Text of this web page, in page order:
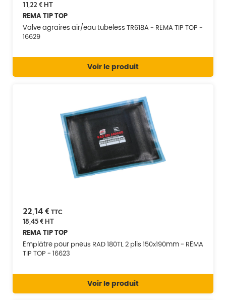
11,22 €HT
REMA TIP TOP
Valve agraires air/eau tubeless TR618A - REMA TIP TOP -
16629
Voir le produit
22,14 € TTC
18,45 €HT
REMA TIP TOP
Emplâtre pour pneus RAD 180TL 2 plis 150x190mm - REMA
TIP TOP - 16623
Voir le produit